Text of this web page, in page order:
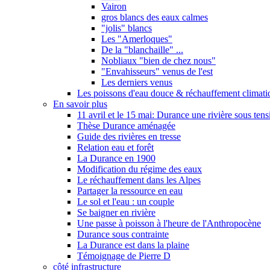
Vairon
gros blancs des eaux calmes
"jolis" blancs
Les "Amerloques"
De la "blanchaille" ...
Nobliaux "bien de chez nous"
"Envahisseurs" venus de l'est
Les derniers venus
Les poissons d'eau douce & réchauffement
En savoir plus
11 avril et le 15 mai: Durance une rivière sous
Thèse Durance aménagée
Guide des rivières en tresse
Relation eau et forêt
La Durance en 1900
Modification du régime des eaux
Le réchauffement dans les Alpes
Partager la ressource en eau
Le sol et l'eau : un couple
Se baigner en rivière
Une passe à poisson à l'heure de l'Anthropocène
Durance sous contrainte
La Durance est dans la plaine
Témoignage de Pierre D
côté infrastructure